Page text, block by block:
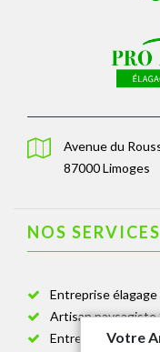
Avenue du
87000 Limoges
NOS SERVICES
Entreprise élagage
Artisan paysagiste
Entreprise deVotre